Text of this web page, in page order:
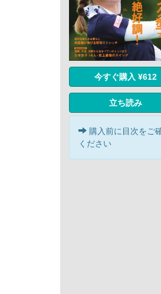
今すぐ購入 ¥612
立ち読み
購入前に目次をご
ください